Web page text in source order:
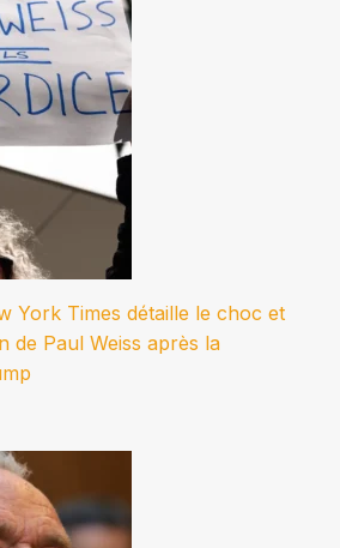
York Times détaille le choc et
de Paul Weiss après la